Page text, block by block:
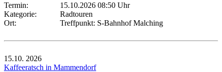
Termin:
15.10.2026 08:50 Uhr
Kategorie:
Radtouren
Ort:
Treffpunkt: S-Bahnhof Malching
15.10. 2026
Kaffeeratsch in Mammendorf